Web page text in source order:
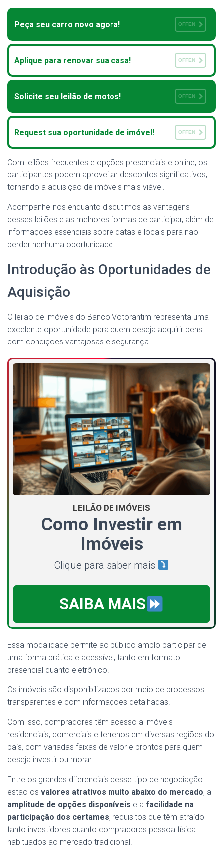
Peça seu carro novo agora! OFFEN
Aplique para renovar sua casa! OFFEN
Solicite seu leilão de motos! OFFEN
Request sua oportunidade de imóvel! OFFEN
Com leilões frequentes e opções presenciais e online, os
participantes podem aproveitar descontos significativos,
tornando a aquisição de imóveis mais viável.
Acompanhe-nos enquanto discutimos as vantagens
desses leilões e as melhores formas de participar, além de
informações essenciais sobre datas e locais para não
perder nenhuma oportunidade.
Introdução às Oportunidades de
Aquisição
O leilão de imóveis do Banco Votorantim representa uma
excelente oportunidade para quem deseja adquirir bens
com condições vantajosas e segurança.
LEILÃO DE IMÓVEIS
Como Investir em
Imóveis
Clique para saber mais
SAIBA MAIS
Essa modalidade permite ao público amplo participar de
uma forma prática e acessível, tanto em formato
presencial quanto eletrônico.
Os imóveis são disponibilizados por meio de processos
transparentes e com informações detalhadas.
Com isso, compradores têm acesso a imóveis
residenciais, comerciais e terrenos em diversas regiões do
país, com variadas faixas de valor e prontos para quem
deseja investir ou morar.
Entre os grandes diferenciais desse tipo de negociação
estão os valores atrativos muito abaixo do mercado, a
amplitude de opções disponíveis e a facilidade na
participação dos certames, requisitos que têm atraído
tanto investidores quanto compradores pessoa física
habituados ao mercado tradicional.